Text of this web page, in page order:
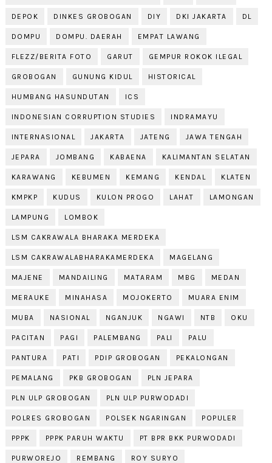
DEPOK DINKES GROBOGAN DIY DKI JAKARTA DL
DOMPU DOMPU. DAERAH EMPAT LAWANG
FLEZZ/BERITA FOTO GARUT GEMPUR ROKOK ILEGAL
GROBOGAN GUNUNG KIDUL HISTORICAL
HUMBANG HASUNDUTAN ICS
INDONESIAN CORRUPTION STUDIES INDRAMAYU
INTERNASIONAL JAKARTA JATENG JAWA TENGAH
JEPARA JOMBANG KABAENA KALIMANTAN SELATAN
KARAWANG KEBUMEN KEMANG KENDAL KLATEN
KMPKP KUDUS KULON PROGO LAHAT LAMONGAN
LAMPUNG LOMBOK
LSM CAKRAWALA BHARAKA MERDEKA
LSM CAKRAWALABHARAKAMERDEKA MAGELANG
MAJENE MANDAILING MATARAM MBG MEDAN
MERAUKE MINAHASA MOJOKERTO MUARA ENIM
MUBA NASIONAL NGANJUK NGAWI NTB OKU
PACITAN PAGI PALEMBANG PALI PALU
PANTURA PATI PDIP GROBOGAN PEKALONGAN
PEMALANG PKB GROBOGAN PLN JEPARA
PLN ULP GROBOGAN PLN ULP PURWODADI
POLRES GROBOGAN POLSEK NGARINGAN POPULER
PPPK PPPK PARUH WAKTU PT BPR BKK PURWODADI
PURWOREJO REMBANG ROY SURYO